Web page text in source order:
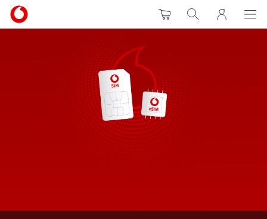
WarenkorbSuche MeinVodafone